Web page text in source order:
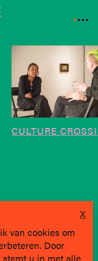
CULTURE
van cookies om
Door
u in met alle
X